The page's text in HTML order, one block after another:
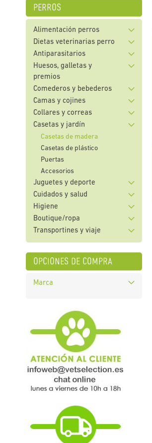
perros
Alimentación perros
Dietas veterinarias perro
Antiparasitarios
Huesos, galletas y
premios
Comederos y bebederos
Camas y cojines
Collares y correas
Casetas y jardín
Casetas de madera
Casetas de plástico
Puertas
Accesorios
Juguetes y deporte
Cuidados y salud
Higiene
Boutique/ropa
Transportines y viaje
opciones de compra
Marca